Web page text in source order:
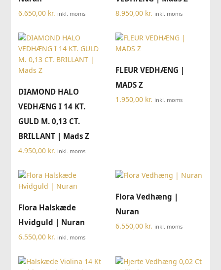
6.650,00 kr. inkl. moms 8.950,00 kr. inkl. moms
DIAMOND HALO
VEDHÆNG I 14 KT.
GULD M. 0,13 CT.
BRILLANT | Mads Z
4.950,00 kr. inkl. moms
FLEUR VEDHÆNG |
MADS Z
1.950,00 kr. inkl. moms
Flora Halskæde
Hvidguld | Nuran
6.550,00 kr. inkl. moms
Flora Vedhæng |
Nuran
6.550,00 kr. inkl. moms